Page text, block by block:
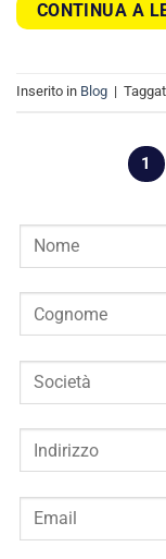
CONTINUA A
Inserito in Blog |
1